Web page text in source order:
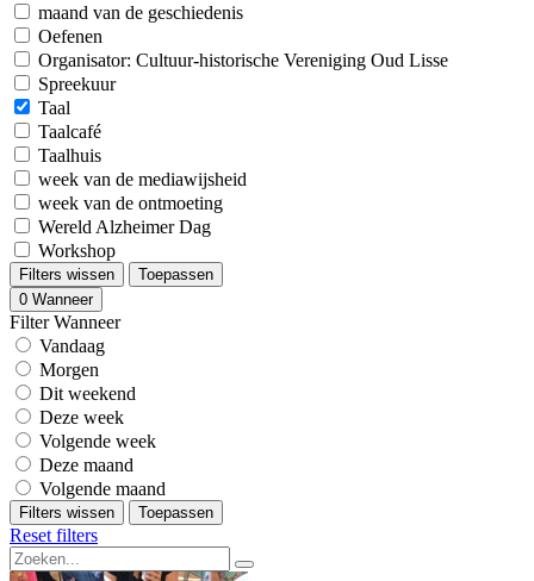
maand van de geschiedenis
Oefenen
Organisator: Cultuur-historische Vereniging Oud Lisse
Spreekuur
Taal
Taalcafé
Taalhuis
week van de mediawijsheid
week van de ontmoeting
Wereld Alzheimer Dag
Workshop
Filters wissen
Toepassen
0 Wanneer
Filter Wanneer
Vandaag
Morgen
Dit weekend
Deze week
Volgende week
Deze maand
Volgende maand
Filters wissen Toepassen
Reset filters